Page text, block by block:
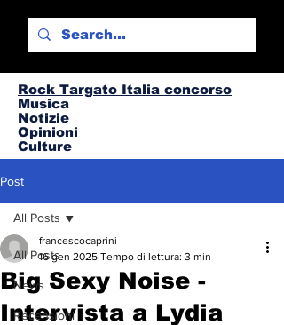
Rock Targato Italia concorso
Musica
Notizie
Opinioni
Culture
Post
All Posts
News
Recensioni
All Posts
Big Sexy Noise -
Intervista a Lydia
francescocaprini
16 gen 2025 Tempo di lettura: 3 min